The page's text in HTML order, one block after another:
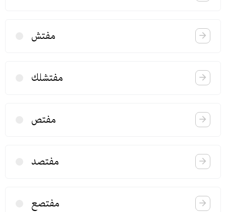
مفتش
مفتشلك
مفتص
مفتصد
مفتصع